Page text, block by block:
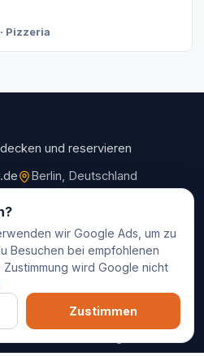
Pizzeria
und reservieren
Berlin, Deutschland
Rechte vorbehalten.
wir Google Ads, um zu
Besuchen bei empfohlenen
wird Google nicht
Zustimmen